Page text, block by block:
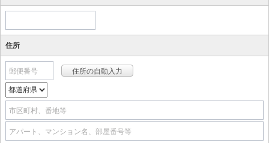
住所
郵便番号
市区町村、番地等
アパート、マンション名、部屋番号等